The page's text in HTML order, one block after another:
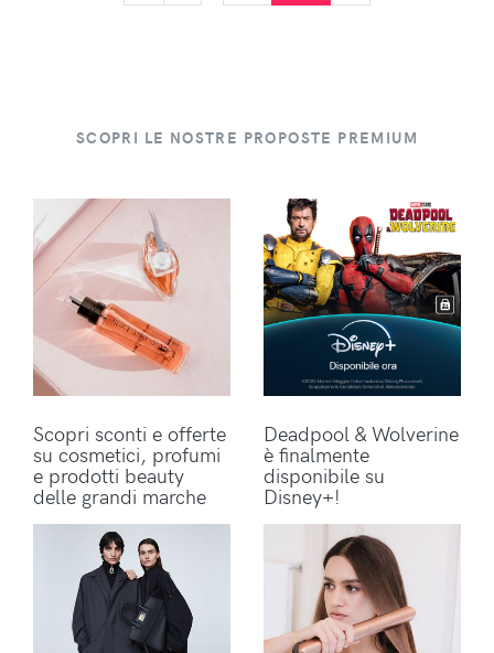
SCOPRI LE NOSTRE PROPOSTE PREMIUM
Scopri sconti e offerte
su cosmetici, profumi
e prodotti beauty
delle grandi marche
Deadpool & Wolverine
è finalmente
disponibile su
Disney+!